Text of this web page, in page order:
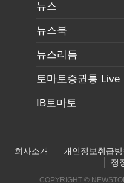
뉴스
뉴스북
뉴스리듬
토마토증권통 Live
IB토마토
회사소개 개인정보취급방
정
COPYRIGHT ©